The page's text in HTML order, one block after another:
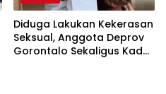
Diduga Lakukan Kekerasan
Seksual, Anggota Deprov
Gorontalo Sekaligus Kader